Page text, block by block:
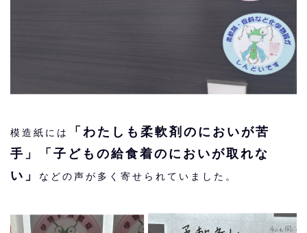
模造紙には
「わたしも柔軟剤のにおいが苦
手」「子どもの給食着のにおいが取れな
い」
などの声が多く寄せられていました。